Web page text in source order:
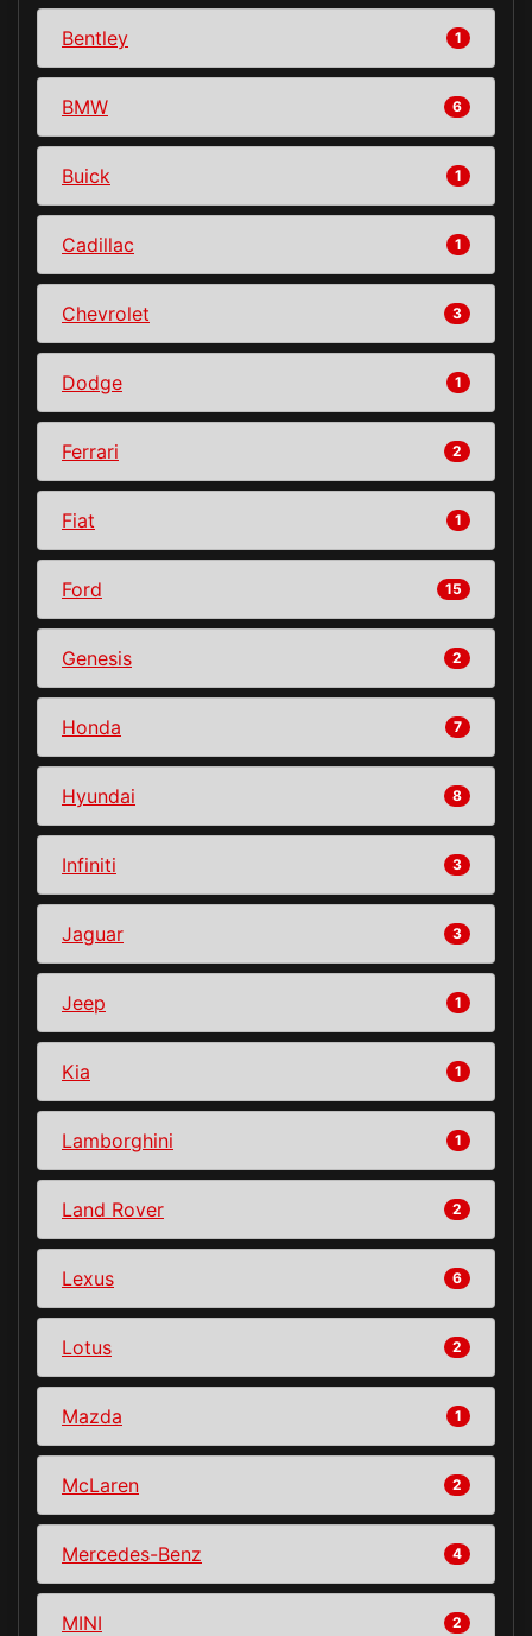
Bentley 1
BMW 6
Buick 1
Cadillac 1
Chevrolet 3
Dodge 1
Ferrari 2
Fiat 1
Ford 15
Genesis 2
Honda 7
Hyundai 8
Infiniti 3
Jaguar 3
Jeep 1
Kia 1
Lamborghini 1
Land Rover 2
Lexus 6
Lotus 2
Mazda 1
McLaren 2
Mercedes-Benz 4
MINI 2